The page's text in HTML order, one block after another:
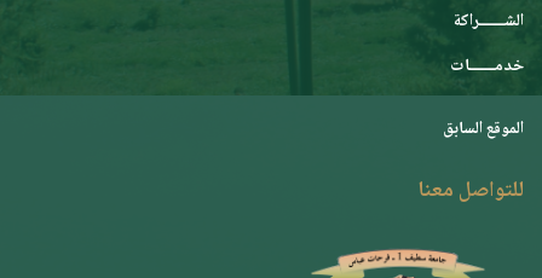
الشـــــــراكة
خدمـــــــات
الموقع السابق
للتواصل معنا